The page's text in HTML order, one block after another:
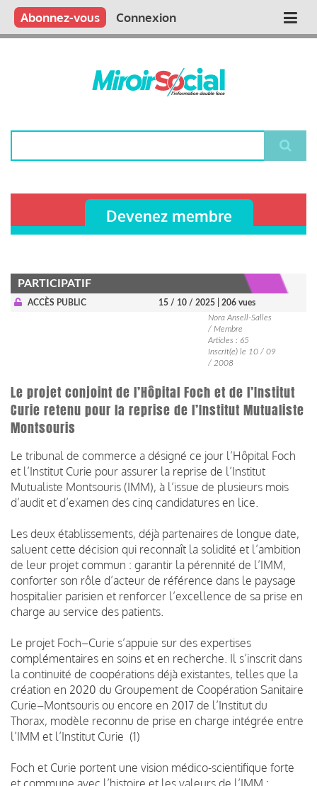
Aller
contenu
Main
Qui sommes nous ?
Vous publiez
Nous publions
Contactez-nous
Abonnez-vous Connexion
Devenez membre
PARTICIPATIF
ACCÈS PUBLIC 15 / 10 / 2025
| 206 vues
Nora Ansell-Salles
/ Membre
Articles : 65
Inscrit(e) le 10 / 09
/ 2008
Le projet conjoint de l’Hôpital Foch et de l’Institut
Curie retenu pour la reprise de l’Institut Mutualiste
Montsouris
Le tribunal de commerce a désigné ce jour l’Hôpital Foch
et l’Institut Curie pour assurer la reprise de l’Institut
Mutualiste Montsouris (IMM), à l’issue de plusieurs mois
d’audit et d’examen des cinq candidatures en lice.
Les deux établissements, déjà partenaires de longue date,
saluent cette décision qui reconnaît la solidité et l’ambition
de leur projet commun : garantir la pérennité de l’IMM,
conforter son rôle d’acteur de référence dans le paysage
hospitalier parisien et renforcer l’excellence de sa prise en
charge au service des patients.
Le projet Foch–Curie s’appuie sur des expertises
complémentaires en soins et en recherche. Il s’inscrit dans
la continuité de coopérations déjà existantes, telles que la
création en 2020 du Groupement de Coopération Sanitaire
Curie–Montsouris ou encore en 2017 de l’Institut du
Thorax, modèle reconnu de prise en charge intégrée entre
l’IMM et l’Institut Curie (1)
Foch et Curie portent une vision médico-scientifique forte
et commune avec l’histoire et les valeurs de l’IMM :